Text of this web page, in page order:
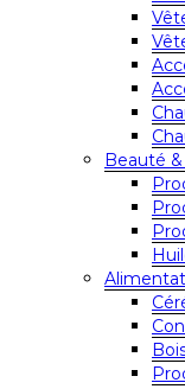
Beauté